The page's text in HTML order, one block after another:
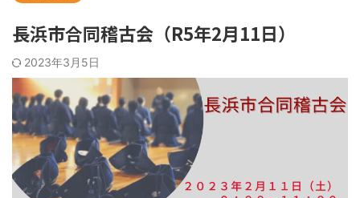
長浜市合同稽古会（R5年2月11日）
2023年3月5日